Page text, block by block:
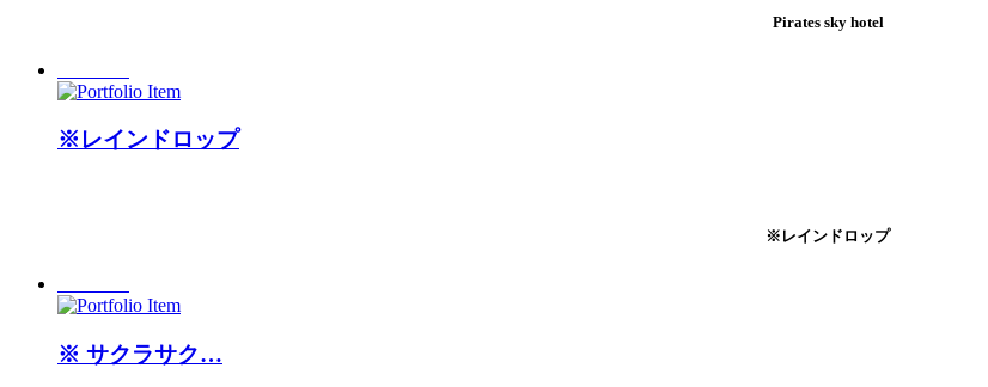
Pirates sky hotel
※レインドロップ
※レインドロップ
※ サクラサク…